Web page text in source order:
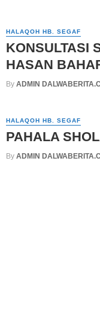
HALAQOH HB. SEGAF
KONSULTASI
HASAN
By ADMIN
HALAQOH HB. SEGAF
PAHALA
By ADMIN